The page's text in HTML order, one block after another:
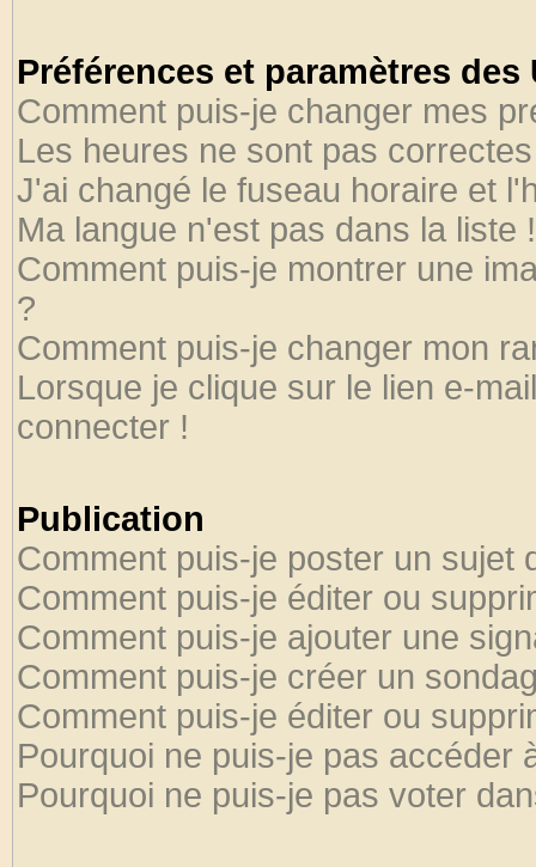
Préférences et paramètres
Comment puis-je changer mes
Les heures ne sont pas
J'ai changé le fuseau horaire et
Ma langue n'est pas dans la liste !
Comment puis-je montrer une
?
Comment puis-je changer mon
Lorsque je clique sur le lien e-
connecter !
Publication
Comment puis-je poster un sujet
Comment puis-je éditer ou
Comment puis-je ajouter une
Comment puis-je créer un
Comment puis-je éditer ou
Pourquoi ne puis-je pas accéder
Pourquoi ne puis-je pas voter